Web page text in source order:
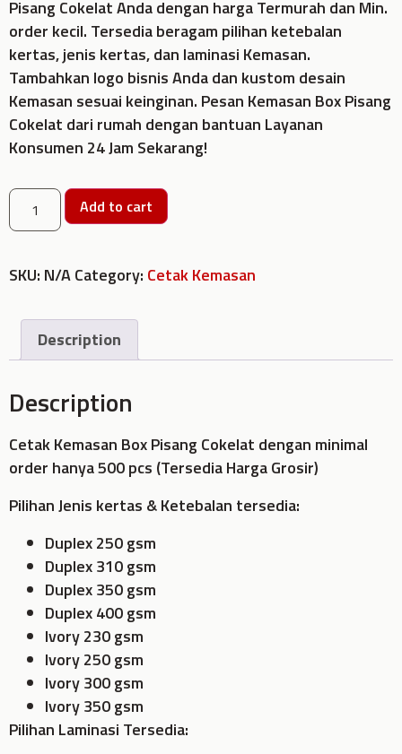
Pisang Cokelat Anda dengan harga Termurah dan Min.
order kecil. Tersedia beragam pilihan ketebalan
kertas, jenis kertas, dan laminasi Kemasan.
Tambahkan logo bisnis Anda dan kustom desain
Kemasan sesuai keinginan. Pesan Kemasan Box Pisang
Cokelat dari rumah dengan bantuan Layanan
Konsumen 24 Jam Sekarang!
Add to cart
SKU: N/ACategory: Cetak Kemasan
Description
Description
Cetak Kemasan Box Pisang Cokelat dengan minimal
order hanya 500 pcs (Tersedia Harga Grosir)
Pilihan Jenis kertas & Ketebalan tersedia:
Duplex 250 gsm
Duplex 310 gsm
Duplex 350 gsm
Duplex 400 gsm
Ivory 230 gsm
Ivory 250 gsm
Ivory 300 gsm
Ivory 350 gsm
Pilihan Laminasi Tersedia: